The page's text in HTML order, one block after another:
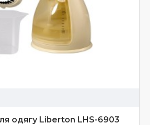
одягу Liberton LHS-6903